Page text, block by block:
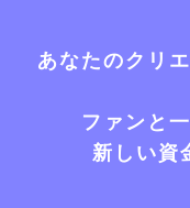
あなたのクリ
ファンと
新しい資